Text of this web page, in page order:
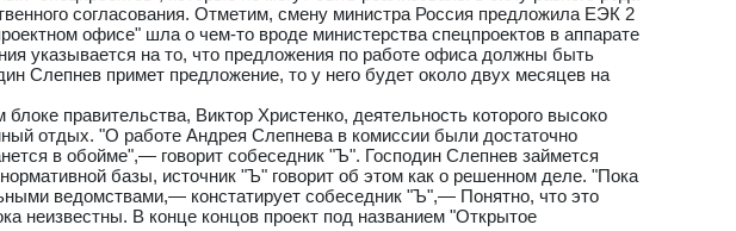
согласования. Отметим, смену министра Россия предложила ЕЭК 2
офисе" шла о чем-то вроде министерства спецпроектов в аппарате
указывается на то, что предложения по работе офиса должны быть
Слепнев примет предложение, то у него будет около двух месяцев на
правительства, Виктор Христенко, деятельность которого высоко
отдых. "О работе Андрея Слепнева в комиссии были достаточно
в обойме",— говорит собеседник "Ъ". Господин Слепнев займется
базы, источник "Ъ" говорит об этом как о решенном деле. "Пока
ведомствами,— констатирует собеседник "Ъ",— Понятно, что это
неизвестны. В конце концов проект под названием "Открытое